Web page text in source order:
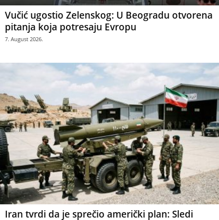
Vučić ugostio Zelenskog: U Beogradu otvorena
pitanja koja potresaju Evropu
7. August 2026.
Iran tvrdi da je sprečio američki plan: Sledi